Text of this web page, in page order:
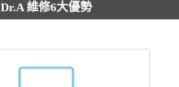
Dr.A 維修6大優勢